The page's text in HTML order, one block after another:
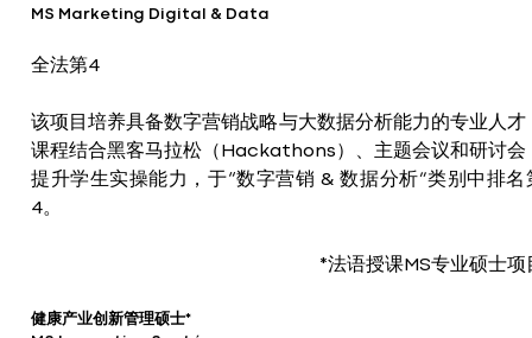
MS Marketing Digital & Data
全法第4
该项目培养具备数字营销战略与大数据分析能力的专业人才
课程结合黑客马拉松（Hackathons）、主题会议和研讨会
提升学生实操能力，于“数字营销 & 数据分析”类别中排名
4。
*法语授课MS专业硕士项
健康产业创新管理硕士*